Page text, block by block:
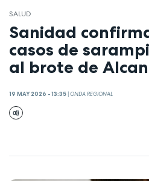
SALUD
Sanidad
casos de
al brote de
19 MAY 2026 - 13:35 |ONDA REGIONAL